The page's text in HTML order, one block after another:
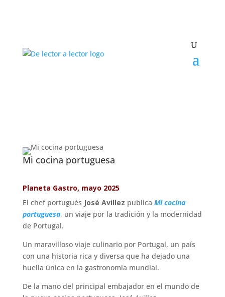
Mi cocina portuguesa
Planeta Gastro, mayo 2025
El chef portugués José Avillez publica Mi cocina
portuguesa, un viaje por la tradición y la modernidad
de Portugal.
Un maravilloso viaje culinario por Portugal, un país
con una historia rica y diversa que ha dejado una
huella única en la gastronomía mundial.
De la mano del principal embajador en el mundo de